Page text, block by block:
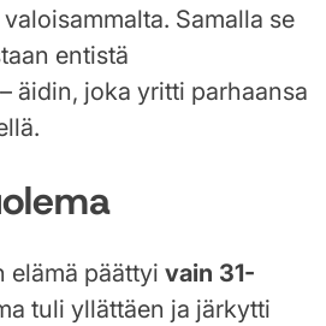
Samalla se
entistä
äidin, joka yritti parhaansa
elämä päättyi vain 31-
tuli yllättäen ja järkytti